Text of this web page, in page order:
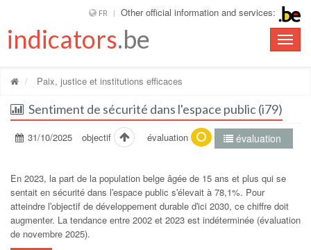
FR Other official information and services:
Toggle
indicators.be
Paix, justice et institutions efficaces
Sentiment de sécurité dans l'espace public (i79)
31/10/2025 objectif évaluation évaluation
En 2023, la part de la population belge âgée de 15 ans et plus qui se
sentait en sécurité dans lʹespace public sʹélevait à 78,1%. Pour
atteindre lʹobjectif de développement durable dʹici 2030, ce chiffre doit
augmenter. La tendance entre 2002 et 2023 est indéterminée (évaluation
de novembre 2025).